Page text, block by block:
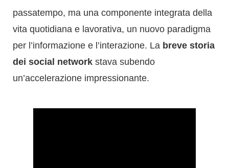
passatempo, ma una componente integrata della
vita quotidiana e lavorativa, un nuovo paradigma
per l’informazione e l’interazione. La breve storia
dei social network stava subendo
un’accelerazione impressionante.